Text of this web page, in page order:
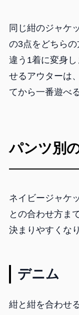
同じ紺のジャケ
の3点をどちら
違う1着に変身
せるアウターは
てから一番遊べ
パンツ別
ネイビージャケ
との合わせ方ま
決まりやすくな
デニム
紺と紺を合わせ